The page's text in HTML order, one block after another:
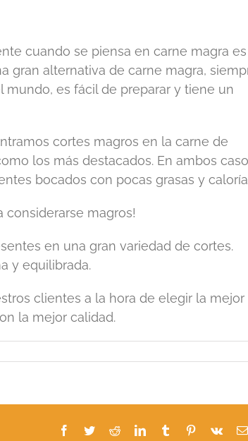
cuando se piensa en carne magra es
gran alternativa de carne magra,
es fácil de preparar y tiene un
cortes magros en la carne de
los más destacados. En ambos
bocados con pocas grasas y
considerarse magros!
en una gran variedad de cortes.
y equilibrada.
clientes a la hora de elegir la mejor
la mejor calidad.
Facebook
TwitterRedditLinkedInTumblr Pinterest
Vk